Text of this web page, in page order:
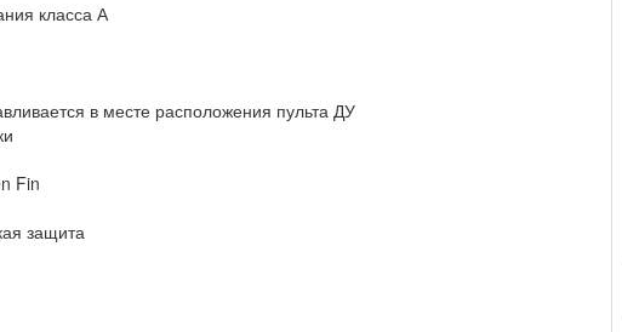
класса А
в месте расположения пульта ДУ
Fin
защита